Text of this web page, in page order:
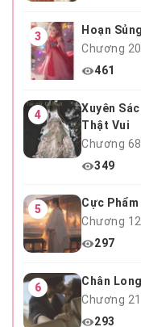
3
Hoạn
Chương
461
4
Xuyên
Thật Vui
Chương
349
5
Cực Phẩm
Chương
297
6
Chân
Chương
293